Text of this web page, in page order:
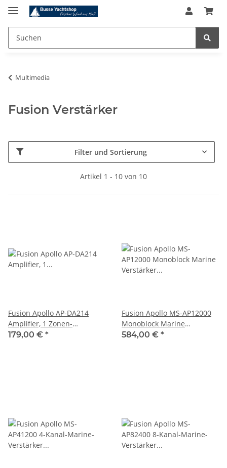
Multimedia
Fusion Verstärker
Filter und Sortierung
Artikel 1 - 10 von 10
Fusion Apollo AP-DA214
Amplifier, 1 Zonen-
Marineverstärker 010-
179,00 € *
Fusion Apollo MS-AP12000
Monoblock Marine
Verstärker 2000 W, 1025-
584,00 € *